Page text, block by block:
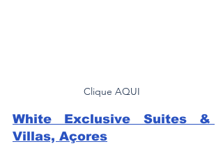
Clique AQUI
White Exclusive Suites &
Villas, Açores